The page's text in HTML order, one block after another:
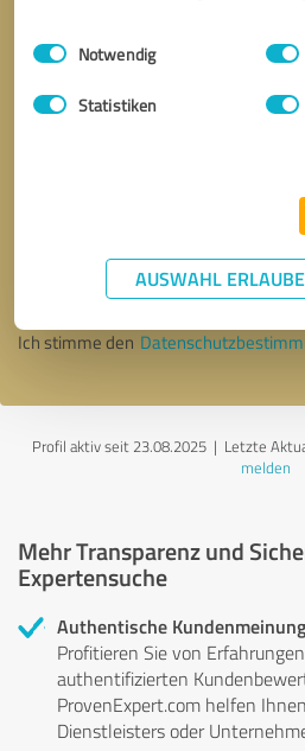
Impressum
Einwilligungsauswahl
Notwendig
Statistiken
AUSWAHLNachricht
Ich stimme den
Profil aktiv seit 23.08.2025 | Letzte
melden
Mehr Transparenz und
Expertensuche
Authentische
Profitieren Sie von
authentifizierten
ProvenExpert.com helfen
Dienstleisters oder